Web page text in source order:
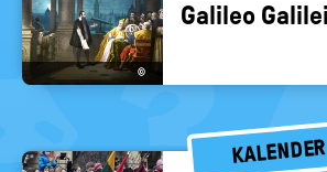
©
Ga­li­leo Ga­li­lei
KALENDER